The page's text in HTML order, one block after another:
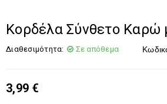
Κορδέλα Σύνθετο Καρώ
Διαθεσιμότητα: Σε απόθεμα
3,99 €